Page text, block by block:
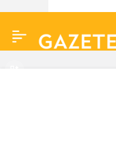
Atacan çiftine nazar